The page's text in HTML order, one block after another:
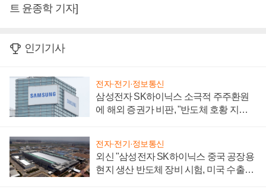
트 윤종학 기자]
인기기사
전자·전기·정보통신
삼성전자 SK하이닉스 소극적 주주환원
에 해외 증권가 비판, "반도체 호황 지속
전자·전기·정보통신
외신 "삼성전자 SK하이닉스 중국 공장용
현지 생산 반도체 장비 시험, 미국 수출통